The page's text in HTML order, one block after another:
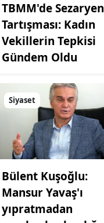
TBMM'de Sezaryen
Tartışması: Kadın
Vekillerin Tepkisi
Gündem Oldu
Siyaset
Bülent Kuşoğlu:
Mansur Yavaş'ı
yıpratmadan